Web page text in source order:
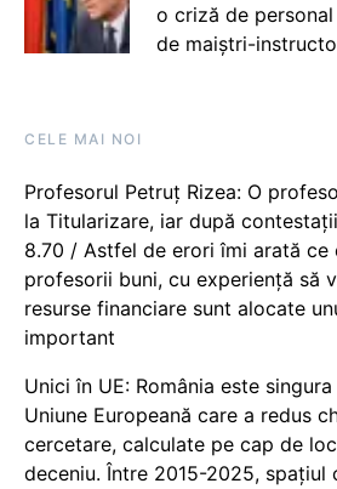
o criză de
de maiștri-
CELE MAI NOI
Profesorul Petruț Rizea: O
la Titularizare, iar după
8.70 / Astfel de erori îmi arată ce
profesorii buni, cu experiență să
resurse financiare sunt alocate
important
Unici în UE: România este
Uniune Europeană care a redus
cercetare, calculate pe cap de
deceniu. Între 2015-2025, spațiul